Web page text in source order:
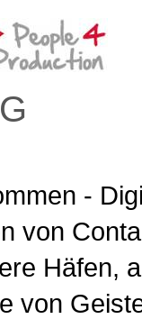
-
von
Häfen,
von